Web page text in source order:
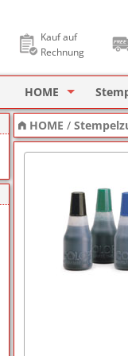
Kauf auf
Rechnung
HOME
Stempel Designer
ImageCard
HOME /